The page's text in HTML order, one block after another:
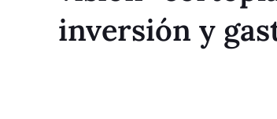
inversión y